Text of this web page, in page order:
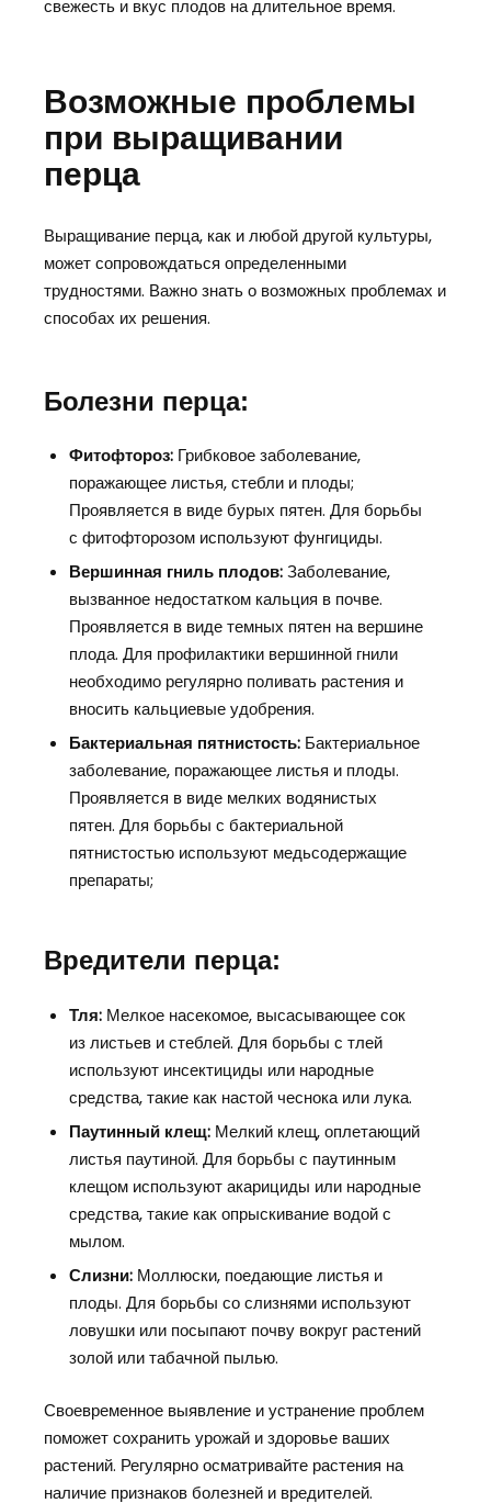
свежесть и вкус плодов на длительное время.
Возможные проблемы
при выращивании
перца
Выращивание перца, как и любой другой культуры,
может сопровождаться определенными
трудностями. Важно знать о возможных проблемах и
способах их решения.
Болезни перца:
Фитофтороз:Грибковое заболевание,
поражающее листья, стебли и плоды;
Проявляется в виде бурых пятен. Для борьбы
с фитофторозом используют фунгициды.
Вершинная гниль плодов:Заболевание,
вызванное недостатком кальция в почве.
Проявляется в виде темных пятен на вершине
плода. Для профилактики вершинной гнили
необходимо регулярно поливать растения и
вносить кальциевые удобрения.
Бактериальная пятнистость:Бактериальное
заболевание, поражающее листья и плоды.
Проявляется в виде мелких водянистых
пятен. Для борьбы с бактериальной
пятнистостью используют медьсодержащие
препараты;
Вредители перца:
Тля:Мелкое насекомое, высасывающее сок
из листьев и стеблей. Для борьбы с тлей
используют инсектициды или народные
средства, такие как настой чеснока или лука.
Паутинный клещ:Мелкий клещ, оплетающий
листья паутиной. Для борьбы с паутинным
клещом используют акарициды или народные
средства, такие как опрыскивание водой с
мылом.
Слизни:Моллюски, поедающие листья и
плоды. Для борьбы со слизнями используют
ловушки или посыпают почву вокруг растений
золой или табачной пылью.
Своевременное выявление и устранение проблем
поможет сохранить урожай и здоровье ваших
растений. Регулярно осматривайте растения на
наличие признаков болезней и вредителей.